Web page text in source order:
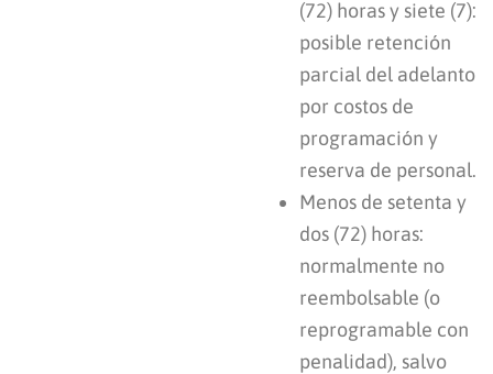
(72) horas y siete (7):
posible retención
parcial del adelanto
por costos de
programación y
reserva de personal.
Menos de setenta y
dos (72) horas:
normalmente no
reembolsable (o
reprogramable con
penalidad), salvo